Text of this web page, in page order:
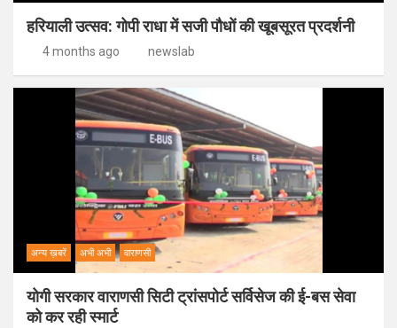
हरियाली उत्सव: गोपी राधा में सजी पौधों की खूबसूरत प्रदर्शनी
4 months ago newslab
अन्य ख़बरें अभी अभी वाराणसी
योगी सरकार वाराणसी सिटी ट्रांसपोर्ट सर्विसेज की ई-बस सेवा
को कर रही स्मार्ट